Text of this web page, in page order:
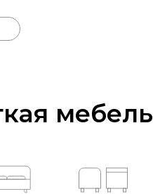
мебель